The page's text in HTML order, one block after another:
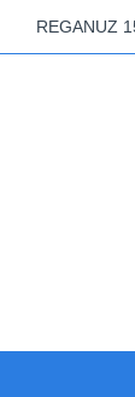
REGANUZ